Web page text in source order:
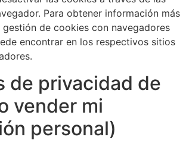
Para obtener información más
de cookies con navegadores
encontrar en los respectivos sitios
de privacidad de
vender mi
personal)